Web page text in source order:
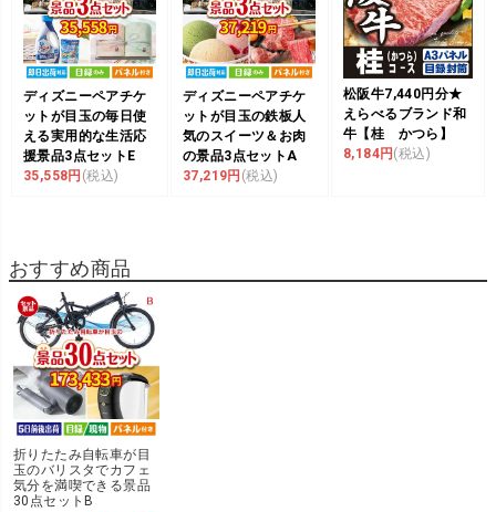
ディズニーペアチケ
ットが目玉の毎日使
える実用的な生活応
援景品3点セットE
35,558円 (税込)
ディズニーペアチケ
ットが目玉の鉄板人
気のスイーツ＆お肉
の景品3点セットA
37,219円 (税込)
松阪牛7,440円分★
えらべるブランド和
牛【桂 かつら】
8,184円(税込)
おすすめ商品
折りたたみ自転車が目
玉のバリスタでカフェ
気分を満喫できる景品
30点セットB